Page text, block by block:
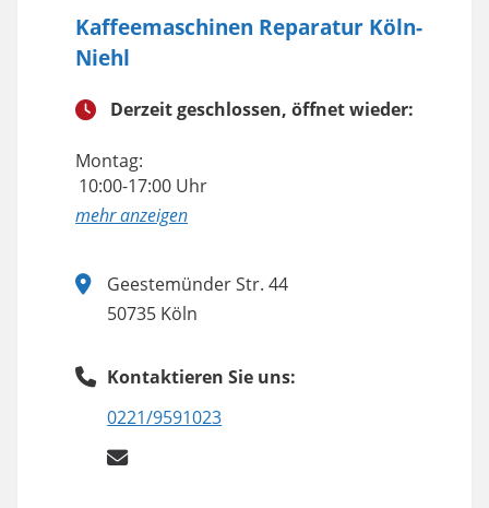
Kaffeemaschinen Reparatur Köln-
Niehl
Derzeit geschlossen, öffnet wieder:
Montag:
10:00-17:00 Uhr
anzeigen
Geestemünder Str. 44
50735 Köln
Kontaktieren Sie uns:
0221/9591023